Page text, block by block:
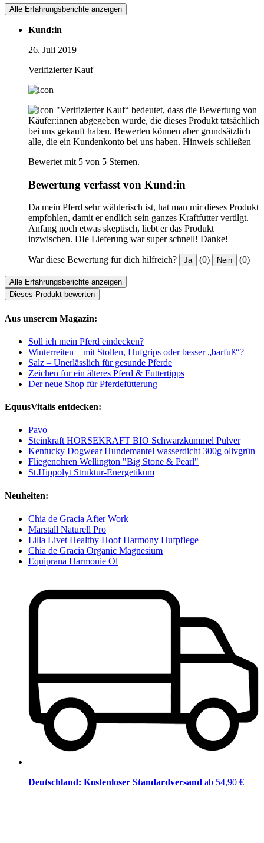
Alle Erfahrungsberichte anzeigen
Kund:in
26. Juli 2019
Verifizierter Kauf
"Verifizierter Kauf“ bedeutet, dass die Bewertung von
Käufer:innen abgegeben wurde, die dieses Produkt tatsächlich
bei uns gekauft haben. Bewerten können aber grundsätzlich
alle, die ein Kundenkonto bei uns haben. Hinweis schließen
Bewertet mit 5 von 5 Sternen.
Bewertung verfasst von Kund:in
Da mein Pferd sehr wählerisch ist, hat man mir dieses Produkt
empfohlen, damit er endlich sein ganzes Kraftfutter vertilgt.
Anfang noch etwas skeptisch, liebt er das Produkt
inzwischen. DIe Lieferung war super schnell! Danke!
War diese Bewertung für dich hilfreich? Ja (0) Nein (0)
Alle Erfahrungsberichte anzeigen
Dieses Produkt bewerten
Aus unserem Magazin:
Soll ich mein Pferd eindecken?
Winterreiten – mit Stollen, Hufgrips oder besser „barfuß“?
Salz – Unerlässlich für gesunde Pferde
Zeichen für ein älteres Pferd & Futtertipps
Der neue Shop für Pferdefütterung
EquusVitalis entdecken:
Pavo
Steinkraft HORSEKRAFT BIO Schwarzkümmel Pulver
Kentucky Dogwear Hundemantel wasserdicht 300g olivgrün
Fliegenohren Wellington "Big Stone & Pearl"
St.Hippolyt Struktur-Energetikum
Neuheiten:
Chia de Gracia After Work
Marstall Naturell Pro
Lilla Livet Healthy Hoof Harmony Hufpflege
Chia de Gracia Organic Magnesium
Equiprana Harmonie Öl
Deutschland: Kostenloser Standardversand ab 54,90 €